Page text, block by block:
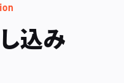
込み